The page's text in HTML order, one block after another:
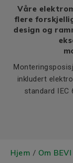
Våre
flere
design og
inkludert
standard
Hjem / Om BEVI